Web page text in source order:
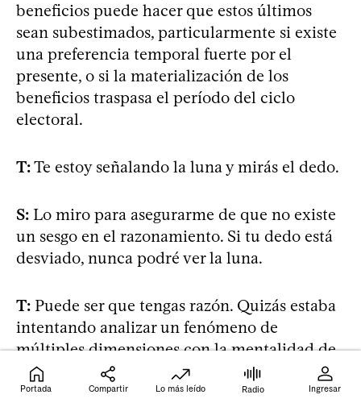
beneficios puede hacer que estos últimos
sean subestimados, particularmente si existe
una preferencia temporal fuerte por el
presente, o si la materialización de los
beneficios traspasa el período del ciclo
electoral.
T:Te estoy señalando la luna y mirás el dedo.
S: Lo miro para asegurarme de que no existe
un sesgo en el razonamiento. Si tu dedo está
desviado, nunca podré ver la luna.
T: Puede ser que tengas razón. Quizás estaba
intentando analizar un fenómeno de
múltiples dimensiones con la mentalidad de
un habitante de Planilandia. El volumen de
la realidad puede terminar curvando las
Portada Compartir Lo más leído Radio Ingresar